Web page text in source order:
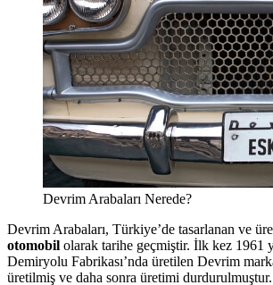
Devrim Arabaları Nerede?
Devrim Arabaları, Türkiye’de tasarlanan ve
otomobil olarak tarihe geçmiştir. İlk kez 1961
Demiryolu Fabrikası’nda üretilen Devrim
üretilmiş ve daha sonra üretimi durdurulmuştur.